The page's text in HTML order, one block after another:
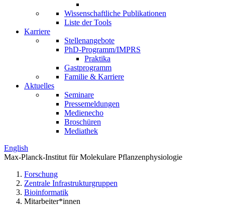
Wissenschaftliche Publikationen
Liste der Tools
Karriere
Stellenangebote
PhD-Programm/IMPRS
Praktika
Gastprogramm
Familie & Karriere
Aktuelles
Seminare
Pressemeldungen
Medienecho
Broschüren
Mediathek
English
Max-Planck-Institut für Molekulare Pflanzenphysiologie
Forschung
Zentrale Infrastrukturgruppen
Bioinformatik
Mitarbeiter*innen